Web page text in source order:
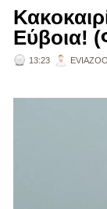
Εύβοια!
13:23